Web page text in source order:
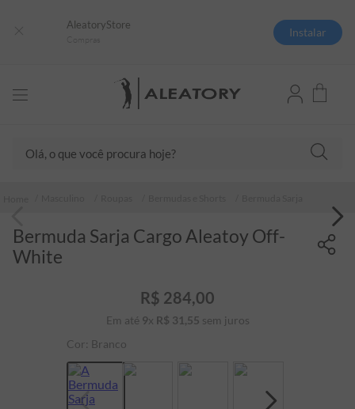
AleatoryStore
Instalar
Bermuda Sarja Cargo Aleatoy Off-
White
R$ 284,00
Em até 9x R$ 31 ,55 sem juros
Cor: Branco
2 º
camiseta listrada
4º
camiseta
5º
pima
7º
bermuda